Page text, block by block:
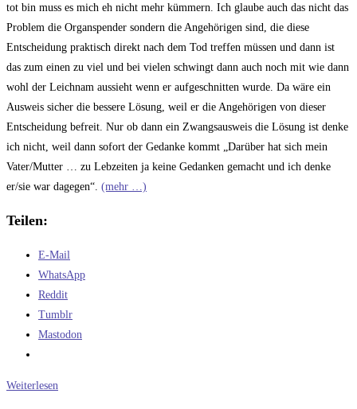
tot bin muss es mich eh nicht mehr kümmern. Ich glaube auch das nicht das
Problem die Organspender sondern die Angehörigen sind, die diese
Entscheidung praktisch direkt nach dem Tod treffen müssen und dann ist
das zum einen zu viel und bei vielen schwingt dann auch noch mit wie dann
wohl der Leichnam aussieht wenn er aufgeschnitten wurde. Da wäre ein
Ausweis sicher die bessere Lösung, weil er die Angehörigen von dieser
Entscheidung befreit. Nur ob dann ein Zwangsausweis die Lösung ist denke
ich nicht, weil dann sofort der Gedanke kommt „Darüber hat sich mein
Vater/Mutter … zu Lebzeiten ja keine Gedanken gemacht und ich denke
er/sie war dagegen“. (mehr …)
Teilen:
E-Mail
WhatsApp
Reddit
Tumblr
Mastodon
Weiterlesen